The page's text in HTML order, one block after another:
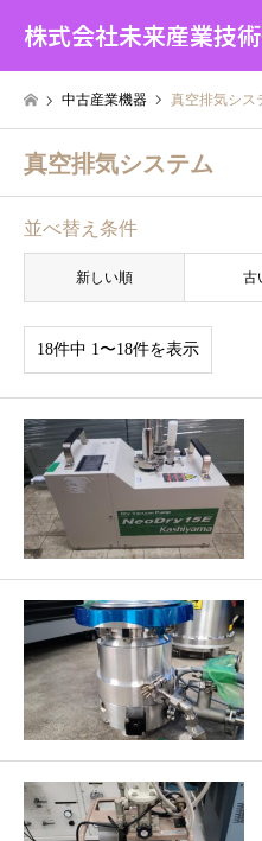
株式会社未来産業技
中古産業機器 真空排気シス
真空排気システム
並べ替え条件
新しい順 古
18件中 1〜18件を表示